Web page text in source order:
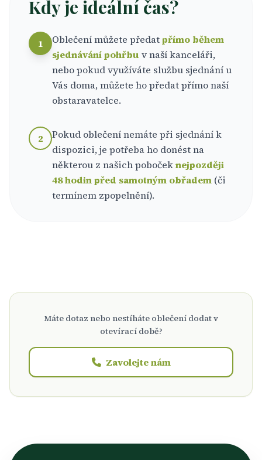
Kdy je ideální čas?
1 Oblečení můžete předatpřímo během
sjednávání pohřbu v naší kanceláři,
nebo pokud využíváte službu sjednání u
Vás doma, můžete ho předat přímo naší
obstaravatelce.
2
Pokud oblečení nemáte při sjednání k
dispozici, je potřeba ho donést na
některou z našich pobočeknejpozději
48 hodin před samotným obřadem (či
termínem zpopelnění).
Máte dotaz nebo nestíháte oblečení dodat v
otevírací době?
Zavolejte nám